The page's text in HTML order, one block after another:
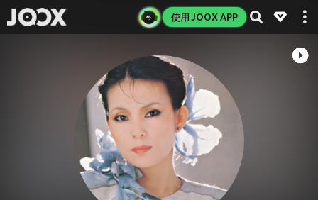
使用 JOOX APP